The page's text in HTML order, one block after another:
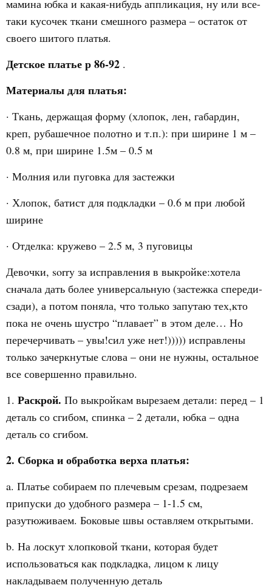
мамина юбка и какая-нибудь аппликация, ну или все-
таки кусочек ткани смешного размера – остаток от
своего шитого платья.
Детское платье р 86-92 .
Материалы для платья:
· Ткань, держащая форму (хлопок, лен, габардин,
креп, рубашечное полотно и т.п.): при ширине 1 м –
0.8 м, при ширине 1.5м – 0.5 м
· Молния или пуговка для застежки
· Хлопок, батист для подкладки – 0.6 м при любой
ширине
· Отделка: кружево – 2.5 м, 3 пуговицы
Девочки, sorry за исправления в выкройке:хотела
сначала дать более универсальную (застежка спереди-
сзади), а потом поняла, что только запутаю тех,кто
пока не очень шустро “плавает” в этом деле… Но
перечерчивать – увы!сил уже нет!))))) исправлены
только зачеркнутые слова – они не нужны, остальное
все совершенно правильно.
1. Раскрой. По выкройкам вырезаем детали: перед – 1
деталь со сгибом, спинка – 2 детали, юбка – одна
деталь со сгибом.
2. Сборка и обработка верха платья:
a. Платье собираем по плечевым срезам, подрезаем
припуски до удобного размера – 1-1.5 см,
разутюживаем. Боковые швы оставляем открытыми.
b. На лоскут хлопковой ткани, которая будет
использоваться как подкладка, лицом к лицу
накладываем полученную деталь